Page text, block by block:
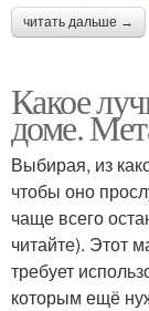
читать дальше →
Какое
доме.
Выбирая, из
чтобы оно
чаще всего
читайте). Этот
требует
которым ещё